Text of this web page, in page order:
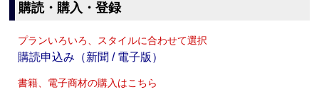
購読・購入・登録
プランいろいろ、スタイルに合わせて選択
購読申込み（新聞 / 電子版）
書籍、電子商材の購入はこちら